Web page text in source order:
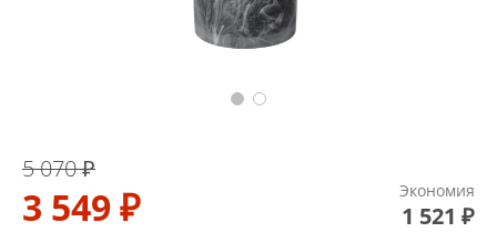
5 070 ₽
3 549 ₽ Экономия
1 521 ₽